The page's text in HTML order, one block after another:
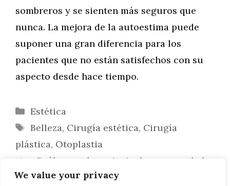
We value your privacy
sombreros y se sienten más seguros que
nunca. La mejora de la autoestima puede
suponer una gran diferencia para los
pacientes que no están satisfechos con su
aspecto desde hace tiempo.
Categorías
Estética
Etiquetas
Belleza, Cirugía estética, Cirugía
plástica, Otoplastia
¿Cuáles son las principales causas de la
alopecia?